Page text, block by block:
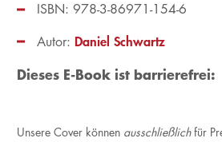
ISBN: 978-3-86971-154-6
Autor: Daniel Schwartz
Dieses E-Book ist barrierefrei:
Unsere Cover können ausschließlichfür